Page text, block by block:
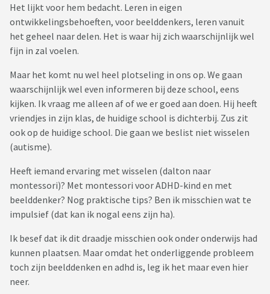
Het lijkt voor hem bedacht. Leren in eigen
ontwikkelingsbehoeften, voor beelddenkers, leren vanuit
het geheel naar delen. Het is waar hij zich waarschijnlijk wel
fijn in zal voelen.
Maar het komt nu wel heel plotseling in ons op. We gaan
waarschijnlijk wel even informeren bij deze school, eens
kijken. Ik vraag me alleen af of we er goed aan doen. Hij heeft
vriendjes in zijn klas, de huidige school is dichterbij. Zus zit
ook op de huidige school. Die gaan we beslist niet wisselen
(autisme).
Heeft iemand ervaring met wisselen (dalton naar
montessori)? Met montessori voor ADHD-kind en met
beelddenker? Nog praktische tips? Ben ik misschien wat te
impulsief (dat kan ik nogal eens zijn ha).
Ik besef dat ik dit draadje misschien ook onder onderwijs had
kunnen plaatsen. Maar omdat het onderliggende probleem
toch zijn beelddenken en adhd is, leg ik het maar even hier
neer.